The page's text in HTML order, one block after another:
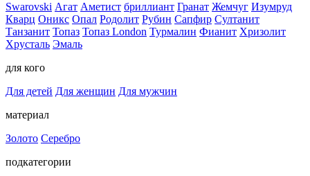
Swarovski Агат Аметист бриллиант Гранат Жемчуг Изумруд
Кварц Оникс Опал Родолит Рубин Сапфир Султанит
Танзанит Топаз Топаз London Турмалин Фианит Хризолит
Хрусталь Эмаль
для кого
Для детей Для женщин Для мужчин
материал
Золото Серебро
подкатегории